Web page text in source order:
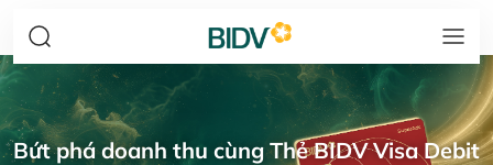
Bứt phá doanh thu cùng Thẻ BIDV Visa Debit